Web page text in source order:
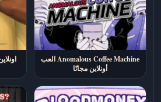
العب Anomalous Coffee Machine
أونلاين مجانًا